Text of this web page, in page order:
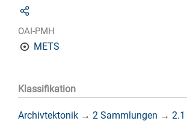
OAI-PMH
METS
Klassifikation
Archivtektonik → 2 Sammlungen →